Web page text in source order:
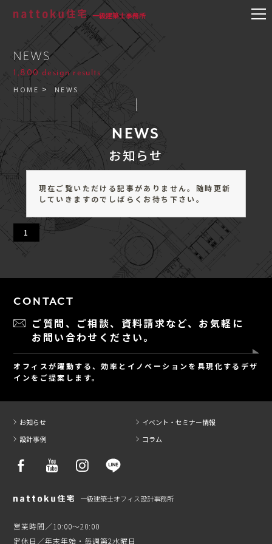
一級建築士事務所
NEWS
1,800 design results
HOME NEWS
NEWS
お知らせ
現在ご覧いただける記事がありません。随時更新
していきますのでしばらくお待ち下さい。
1
CONTACT
ご質問、ご相談、資料請求など、 お気軽に
お問い合わせください。
オフィスが躍動する、効率とイノベーションを具現化するデザ
インをご提案します。
お知らせ
イベント・セミナー情報
設計事例
コラム
一級建築士オフィス設計事務所
営業時間／10:00～20:00
定休日／年末年始・毎週第2水曜日